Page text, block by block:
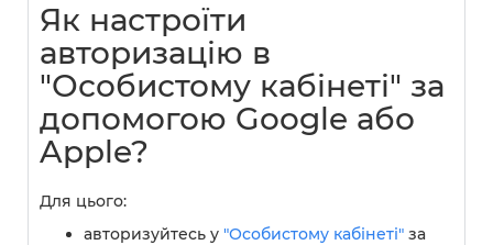
Як настроїти
авторизацію в
"Особистому кабінеті" за
допомогою Google або
Apple?
Для цього:
авторизуйтесь у "Особистому кабінеті" за